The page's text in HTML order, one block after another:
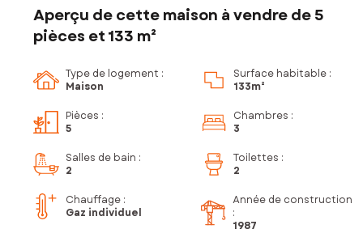
Aperçu de cette maison à vendre de 5
pièces et 133 m²
Type de logement :
Maison
Surface habitable :
133m²
Pièces :
5
Chambres :
3
Salles de bain :
2
Toilettes :
2
Chauffage :
Gaz individuel
Année de construction
:
1987